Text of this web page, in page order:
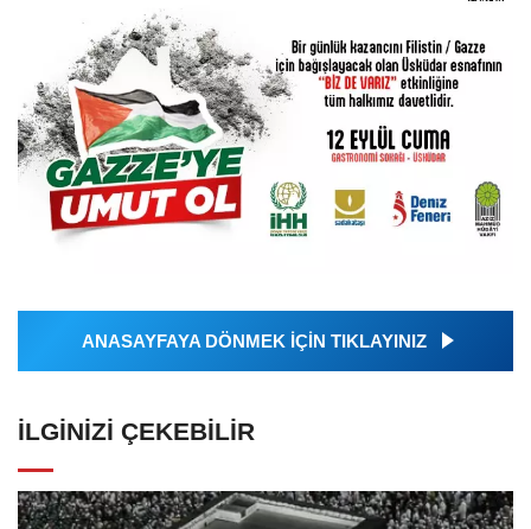
ANASAYFAYA DÖNMEK İÇİN TIKLAYINIZ
İLGINIZI ÇEKEBILIR